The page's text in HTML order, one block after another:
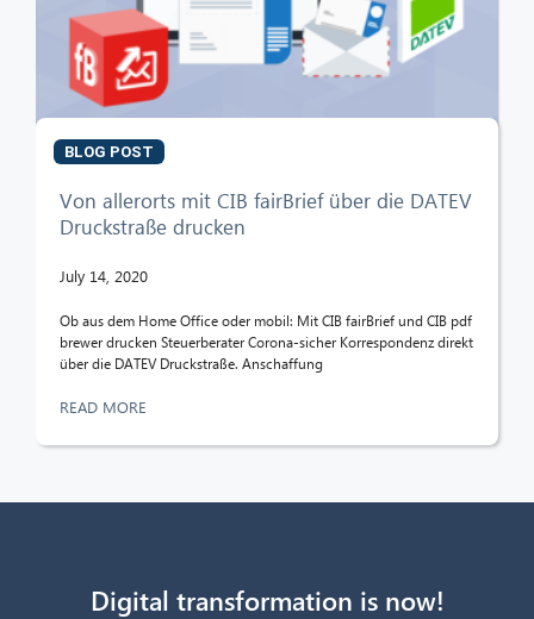
BLOG POST
Von allerorts mit CIB fairBrief über die DATEV
Druckstraße drucken
July 14, 2020
Ob aus dem Home Office oder mobil: Mit CIB fairBrief und CIB pdf
brewer drucken Steuerberater Corona-sicher Korrespondenz direkt
über die DATEV Druckstraße. Anschaffung
READ MORE
Digital transformation is now!
Hello! What can I do for you?